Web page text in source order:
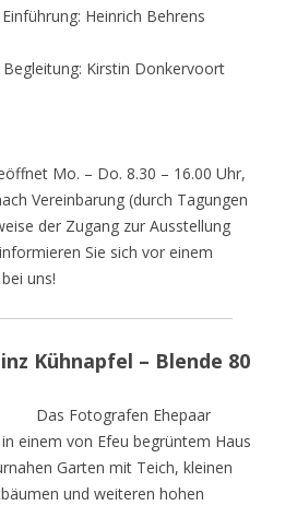
Heinrich Behrens
Begleitung: Kirstin Donkervoort
Mo. – Do. 8.30 – 16.00 Uhr,
Vereinbarung (durch Tagungen
der Zugang zur Ausstellung
Sie sich vor einem
uns!
Kühnapfel – Blende 80
Das Fotografen Ehepaar
einem von Efeu begrüntem Haus
Garten mit Teich, kleinen
und weiteren hohen